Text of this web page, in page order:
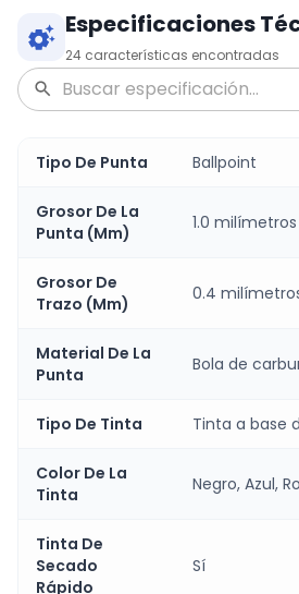
Especificaciones
24 características encontradas
Tipo De Punta Ballpoint
Grosor De La
Punta (Mm)
1.0 milímetros
Grosor De
Trazo (Mm)
0.4
Material De La
Punta
Bola de
Tipo De Tinta Tinta a base
Color De La
Tinta
Negro, Azul,
Tinta De
Secado
Rápido
Sí